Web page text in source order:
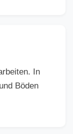
In
Böden